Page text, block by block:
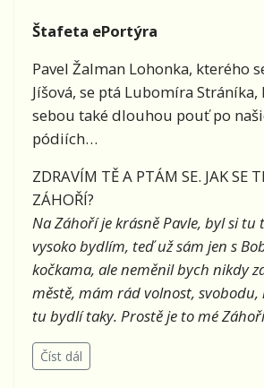
Štafeta ePortýra
Pavel Žalman Lohonka, kterého
Jíšová, se ptá Lubomíra Stráníka,
sebou také dlouhou pouť po
pódiích…
ZDRAVÍM TĚ A PTÁM SE. JAK SE
ZÁHOŘÍ?
Na Záhoří je krásně Pavle, byl si tu
vysoko bydlím, teď už sám jen s
kočkama, ale neměnil bych nikdy
městě, mám rád volnost, svobodu,
tu bydlí taky. Prostě je to mé
Číst dál